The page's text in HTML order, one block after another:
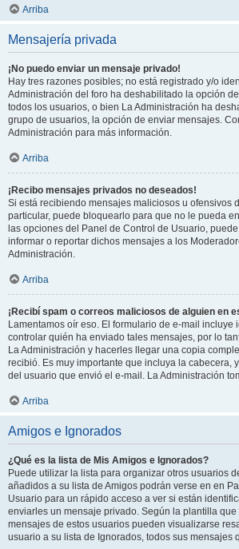
Arriba
Mensajería privada
¡No puedo enviar un mensaje privado!
Hay tres razones posibles; no está registrado y/o
Administración del foro ha deshabilitado la opción
todos los usuarios, o bien La Administración ha
grupo de usuarios, la opción de enviar mensajes.
Administración para más información.
Arriba
¡Recibo mensajes privados no deseados!
Si está recibiendo mensajes maliciosos u ofensivos
particular, puede bloquearlo para que no le pueda
las opciones del Panel de Control de Usuario,
informar o reportar dichos mensajes a los
Administración.
Arriba
¡Recibí spam o correos maliciosos de alguien en
Lamentamos oír eso. El formulario de e-mail incluye
controlar quién ha enviado tales mensajes, por lo
La Administración y hacerles llegar una copia
recibió. Es muy importante que incluya la cabecera,
del usuario que envió el e-mail. La Administración
Arriba
Amigos e Ignorados
¿Qué es la lista de Mis Amigos e Ignorados?
Puede utilizar la lista para organizar otros usuarios
añadidos a su lista de Amigos podrán verse en en
Usuario para un rápido acceso a ver si están
enviarles un mensaje privado. Según la plantilla
mensajes de estos usuarios pueden visualizarse
usuario a su lista de Ignorados, todos sus mensajes